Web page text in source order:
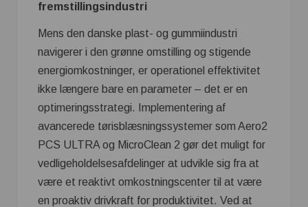
fremstillingsindustri
Mens den danske plast- og gummiindustri
navigerer i den grønne omstilling og stigende
energiomkostninger, er operationel effektivitet
ikke længere bare en parameter – det er en
optimeringsstrategi. Implementering af
avancerede tørisblæsningssystemer som Aero2
PCS ULTRA og MicroClean 2 gør det muligt for
vedligeholdelsesafdelinger at udvikle sig fra at
være et reaktivt omkostningscenter til at være
en proaktiv drivkraft for produktivitet. Ved at